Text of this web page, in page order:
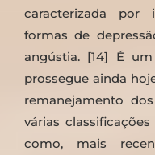
caracterizada por
formas de
angústia. [14] É
prossegue ainda
remanejamento
várias
como, mais